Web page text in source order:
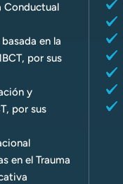
Conductual
en la
por sus
y
por sus
en el Trauma